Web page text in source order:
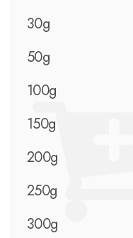
30g
50g
100g
150g
200g
250g
300g